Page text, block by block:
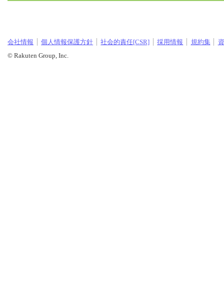
会社情報 個人情報保護方針 社会的責任[CSR] 採用情報 規約集
© Rakuten Group, Inc.